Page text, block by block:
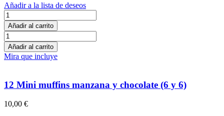
Añadir a la lista de deseos
12
Mini
locura
de
chocolate
cantidad
Añadir al carrito
12
Mini
locura
de
cantidad
Añadir al carrito
Mira que incluye
12 Mini muffins manzana y chocolate (6 y 6)
10,00 €